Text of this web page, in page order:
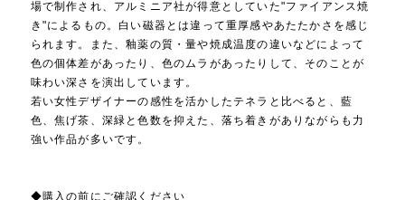
場で制作され、アルミニア社が得意としていた"ファイアンス焼
き"によるもの。白い磁器とは違って重厚感やあたたかさを感じ
られます。また、釉薬の質・量や焼成温度の違いなどによって
色の個体差があったり、色のムラがあったりして、そのことが
味わい深さを演出しています。
若い女性デザイナーの感性を活かしたテネラと比べると、藍
色、焦げ茶、深緑と色数を抑えた、落ち着きがありながらも力
強い作品が多いです。
◆購入の前にご確認ください